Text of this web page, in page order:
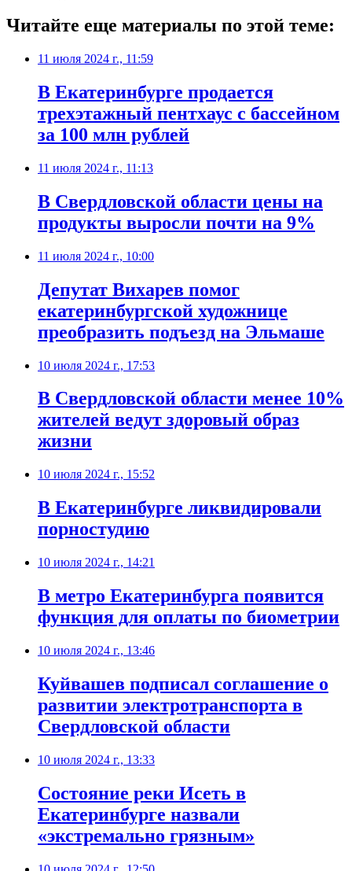
Читайте еще материалы по этой теме:
11 июля 2024 г., 11:59
В Екатеринбурге продается
трехэтажный пентхаус с бассейном
за 100 млн рублей
11 июля 2024 г., 11:13
В Свердловской области цены на
продукты выросли почти на 9%
11 июля 2024 г., 10:00
Депутат Вихарев помог
екатеринбургской художнице
преобразить подъезд на Эльмаше
10 июля 2024 г., 17:53
В Свердловской области менее 10%
жителей ведут здоровый образ
жизни
10 июля 2024 г., 15:52
В Екатеринбурге ликвидировали
порностудию
10 июля 2024 г., 14:21
В метро Екатеринбурга появится
функция для оплаты по биометрии
10 июля 2024 г., 13:46
Куйвашев подписал соглашение о
развитии электротранспорта в
Свердловской области
10 июля 2024 г., 13:33
Состояние реки Исеть в
Екатеринбурге назвали
«экстремально грязным»